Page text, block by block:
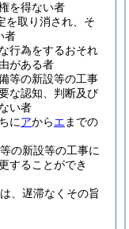
を得ない者
を取り消され、そ
者
行為をするおそれ
がある者
等の新設等の工事
な認知、判断及び
い者
にアからエ までの
の新設等の工事に
することができ
、遅滞なくその旨